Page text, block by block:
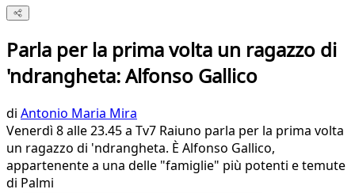
Parla per la prima volta un ragazzo di
'ndrangheta: Alfonso Gallico
di Antonio Maria Mira
Venerdì 8 alle 23.45 a Tv7 Raiuno parla per la prima volta
un ragazzo di 'ndrangheta. È Alfonso Gallico,
appartenente a una delle "famiglie" più potenti e temute
di Palmi